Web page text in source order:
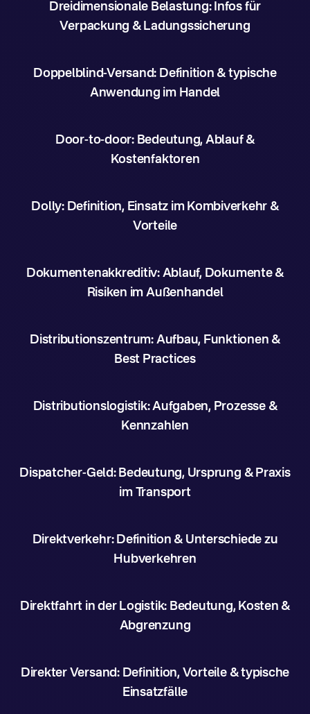
Dreidimensionale Belastung: Infos für
Verpackung & Ladungssicherung
Doppelblind-Versand: Definition & typische
Anwendung im Handel
Door-to-door: Bedeutung, Ablauf &
Kostenfaktoren
Dolly: Definition, Einsatz im Kombiverkehr &
Vorteile
Dokumentenakkreditiv: Ablauf, Dokumente &
Risiken im Außenhandel
Distributionszentrum: Aufbau, Funktionen &
Best Practices
Distributionslogistik: Aufgaben, Prozesse &
Kennzahlen
Dispatcher-Geld: Bedeutung, Ursprung & Praxis
im Transport
Direktverkehr: Definition & Unterschiede zu
Hubverkehren
Direktfahrt in der Logistik: Bedeutung, Kosten &
Abgrenzung
Direkter Versand: Definition, Vorteile & typische
Einsatzfälle